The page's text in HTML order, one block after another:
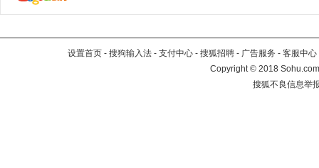
设置首页 - 搜狗输入法 - 支付中心 - 搜狐招聘 - 广告服务 - 客服中心
Copyright©2018
搜狐不良信息举